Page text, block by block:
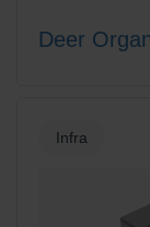
Deer
Infra